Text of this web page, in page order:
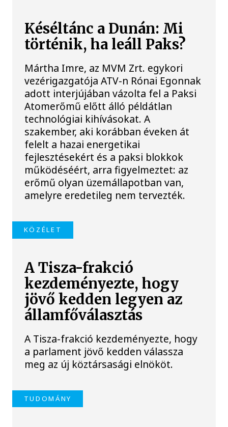
Késéltánc a Dunán: Mi
történik, ha leáll Paks?
Mártha Imre, az MVM Zrt. egykori
vezérigazgatója ATV-n Rónai Egonnak
adott interjújában vázolta fel a Paksi
Atomerőmű előtt álló példátlan
technológiai kihívásokat. A
szakember, aki korábban éveken át
felelt a hazai energetikai
fejlesztésekért és a paksi blokkok
működéséért, arra figyelmeztet: az
erőmű olyan üzemállapotban van,
amelyre eredetileg nem tervezték.
KÖZÉLET
A Tisza-frakció
kezdeményezte, hogy
jövő kedden legyen az
államfőválasztás
A Tisza-frakció kezdeményezte, hogy
a parlament jövő kedden válassza
meg az új köztársasági elnököt.
TUDOMÁNY